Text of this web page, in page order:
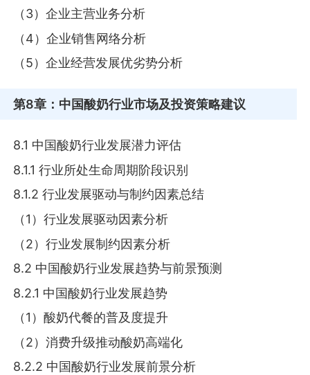
（3）企业主营业务分析
（4）企业销售网络分析
（5）企业经营发展优劣势分析
第8章 ：中国酸奶行业市场及投资策略建议
8.1 中国酸奶行业发展潜力评估
8.1.1 行业所处生命周期阶段识别
8.1.2 行业发展驱动与制约因素总结
（1）行业发展驱动因素分析
（2）行业发展制约因素分析
8.2 中国酸奶行业发展趋势与前景预测
8.2.1 中国酸奶行业发展趋势
（1）酸奶代餐的普及度提升
（2）消费升级推动酸奶高端化
8.2.2 中国酸奶行业发展前景分析